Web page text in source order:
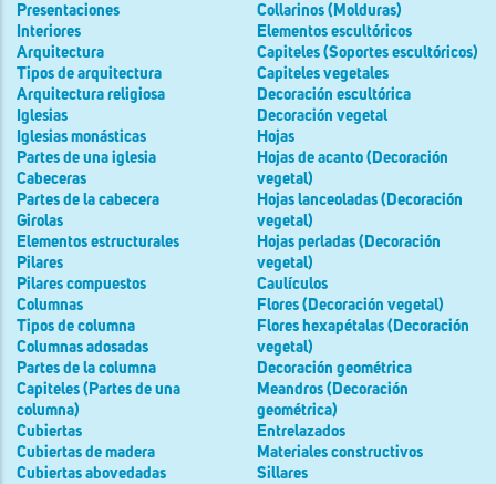
Presentaciones
Interiores
Arquitectura
Tipos de arquitectura
Arquitectura religiosa
Iglesias
Iglesias monásticas
Partes de una iglesia
Cabeceras
Partes de la cabecera
Girolas
Elementos estructurales
Pilares
Pilares compuestos
Columnas
Tipos de columna
Columnas adosadas
Partes de la columna
Capiteles (Partes de una
columna)
Cubiertas
Cubiertas de madera
Cubiertas abovedadas
Collarinos (Molduras)
Elementos escultóricos
Capiteles (Soportes escultóricos)
Capiteles vegetales
Decoración escultórica
Decoración vegetal
Hojas
Hojas de acanto (Decoración
vegetal)
Hojas lanceoladas (Decoración
vegetal)
Hojas perladas (Decoración
vegetal)
Caulículos
Flores (Decoración vegetal)
Flores hexapétalas (Decoración
vegetal)
Decoración geométrica
Meandros (Decoración
geométrica)
Entrelazados
Materiales constructivos
Sillares